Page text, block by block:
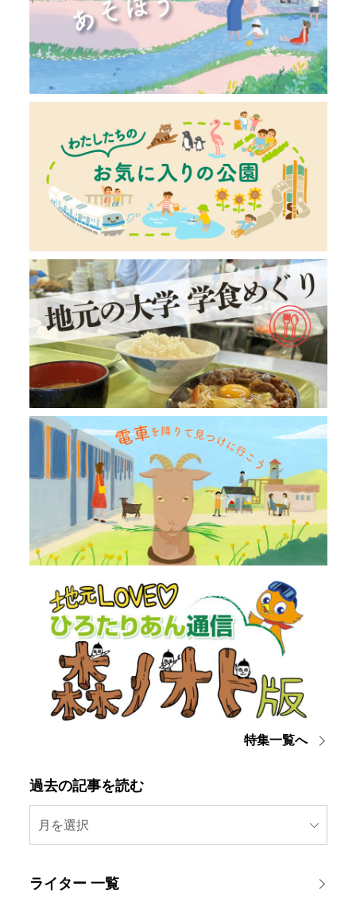
特集一覧へ
過去の記事を読む
月を選択
ライター 一覧